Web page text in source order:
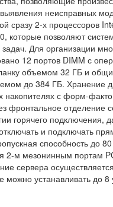
неисправных
сразу 2-х процессоров
которые позволяют
Для организации
12 портов DIMM с
объемом 32 ГБ и
до 384 ГБ. Хранение
накопителях с форм-
фронтальное отделение
горячего подключения,
и подключать
способность до
2-м мезонинным портам
сервера
можно устанавливать до 8